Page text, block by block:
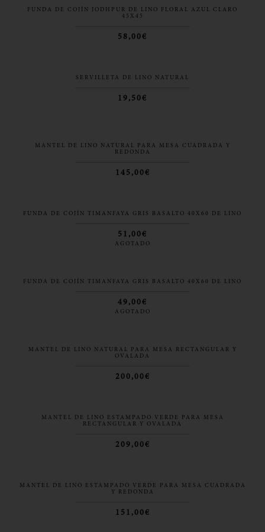
FUNDA DE COJÍN JODHPUR DE LINO FLORAL AZUL CLARO
45X45
58,00€
SERVILLETA DE LINO NATURAL
19,50€
MANTEL DE LINO NATURAL PARA MESA CUADRADA Y
REDONDA
145,00€
FUNDA DE COJÍN TIMANFAYA GRIS BASALTO 40X60 DE LINO
51,00€
AGOTADO
FUNDA DE COJÍN TIMANFAYA GRIS BASALTO 40X60 DE LINO
49,00€
AGOTADO
MANTEL DE LINO NATURAL PARA MESA RECTANGULAR Y
OVALADA
200,00€
MANTEL DE LINO ESTAMPADO VERDE PARA MESA
RECTANGULAR Y OVALADA
209,00€
MANTEL DE LINO ESTAMPADO VERDE PARA MESA CUADRADA
Y REDONDA
151,00€